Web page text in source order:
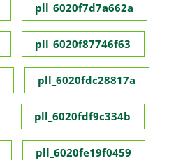
pll_6020f7d7a662a
pll_6020f87746f63
pll_6020fdc28817a
pll_6020fdf9c334b
pll_6020fe19f0459